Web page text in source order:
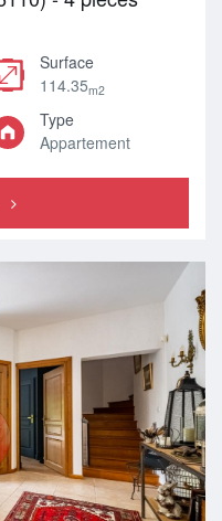
Surface
114.35m2
Type
Appartement